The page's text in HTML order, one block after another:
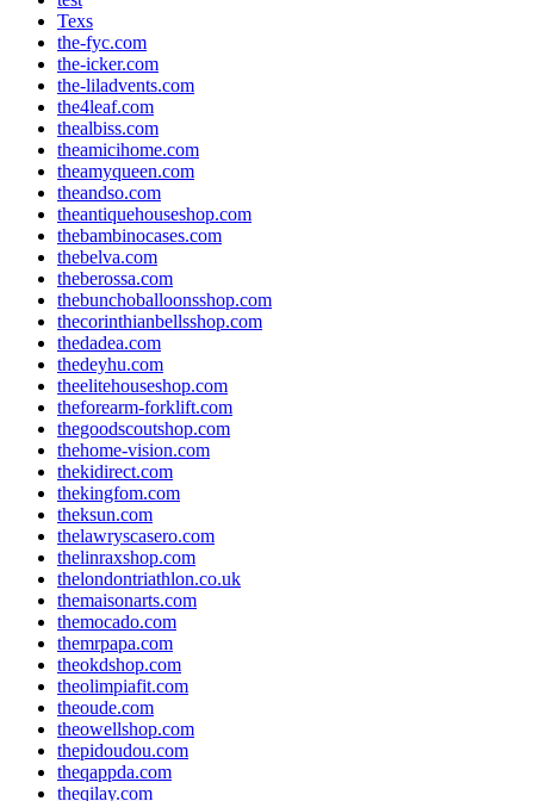
Texs
the-fyc.com
the-icker.com
the-liladvents.com
the4leaf.com
thealbiss.com
theamicihome.com
theamyqueen.com
theandso.com
theantiquehouseshop.com
thebambinocases.com
thebelva.com
theberossa.com
thebunchoballoonsshop.com
thecorinthianbellsshop.com
thedadea.com
thedeyhu.com
theelitehouseshop.com
theforearm-forklift.com
thegoodscoutshop.com
thehome-vision.com
thekidirect.com
thekingfom.com
theksun.com
thelawryscasero.com
thelinraxshop.com
thelondontriathlon.co.uk
themaisonarts.com
themocado.com
themrpapa.com
theokdshop.com
theolimpiafit.com
theoude.com
theowellshop.com
thepidoudou.com
theqappda.com
theqilay.com